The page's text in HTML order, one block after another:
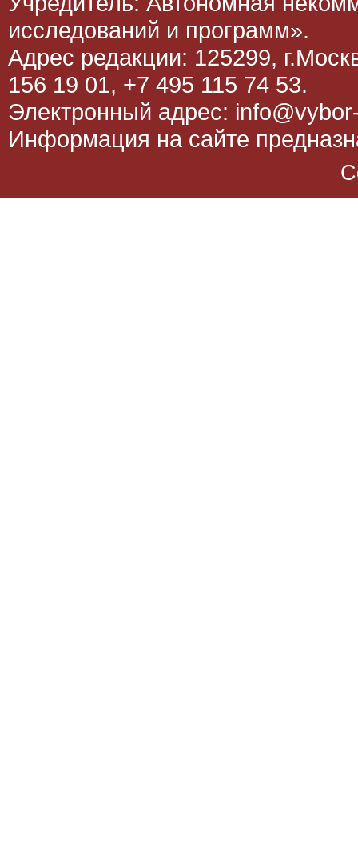
исследований и программ».
Адрес редакции: 125299,
156 19 01, +7 495 115 74 53.
Электронный адрес:
Информация на сайте